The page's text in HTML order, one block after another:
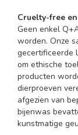
Cruelty-free
Geen enkel
worden. Onze
gecertificeerde
om ethische
producten
dierproeven
afgezien van
bijenwas
kunstmatige